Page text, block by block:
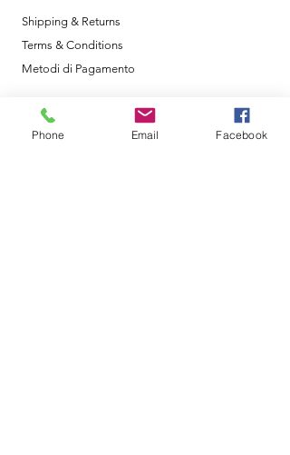
Shipping & Returns
Terms & Conditions
Metodi di Pagamento
Phone Email Facebook